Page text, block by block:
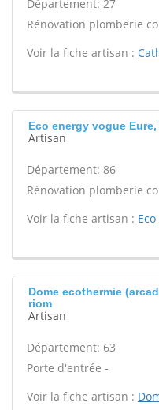
Département: 27
Rénovation plomberie
Voir la fiche artisan :
Eco energy vogue
Artisan
Département: 86
Rénovation plomberie
Voir la fiche artisan :
Dome ecothermie
riom
Artisan
Département: 63
Porte d'entrée -
Voir la fiche artisan :